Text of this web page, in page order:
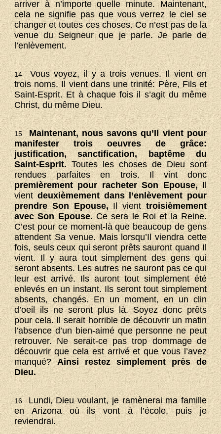
arriver à n’importe quelle minute. Maintenant,
cela ne signifie pas que vous verrez le ciel se
changer et toutes ces choses. Ce n’est pas de la
venue du Seigneur que je parle. Je parle de
l’enlèvement.
14Vous voyez, il y a trois venues. Il vient en
trois noms. Il vient dans une trinité: Père, Fils et
Saint-Esprit. Et à chaque fois il s’agit du même
Christ, du même Dieu.
15 Maintenant, nous savons qu’Il vient pour
manifester trois oeuvres de grâce:
justification, sanctification, baptême du
Saint-Esprit.Toutes les choses de Dieu sont
rendues parfaites en trois. Il vint donc
premièrement pour racheter Son Epouse,Il
vientdeuxièmement dans l’enlèvement pour
prendre Son Epouse,Il vienttroisièmement
avec Son Epouse.Ce sera le Roi et la Reine.
C’est pour ce moment-là que beaucoup de gens
attendent Sa venue. Mais lorsqu’Il viendra cette
fois, seuls ceux qui seront prêts sauront quand Il
vient. Il y aura tout simplement des gens qui
seront absents. Les autres ne sauront pas ce qui
leur est arrivé. Ils auront tout simplement été
enlevés en un instant. Ils seront tout simplement
absents, changés. En un moment, en un clin
d’oeil ils ne seront plus là. Soyez donc prêts
pour cela. Il serait horrible de découvrir un matin
l’absence d’un bien-aimé que personne ne peut
retrouver. Ne serait-ce pas trop dommage de
découvrir que cela est arrivé et que vous l’avez
manqué?Ainsi restez simplement près de
Dieu.
16Lundi, Dieu voulant, je ramènerai ma famille
en Arizona où ils vont à l’école, puis je
reviendrai.